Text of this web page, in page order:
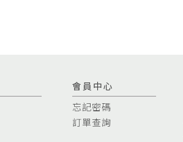
會員中心
忘記密碼
訂單查詢